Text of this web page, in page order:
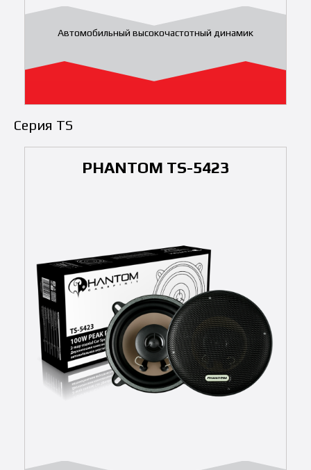
Автомобильный высокочастотный динамик
Серия TS
PHANTOM TS-5423